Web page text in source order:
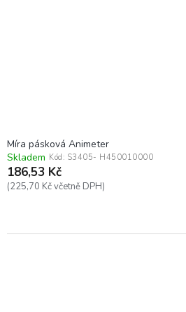
Míra pásková Animeter
Skladem Kód: S3405- H450010000
186,53 Kč
(225,70 Kč včetně DPH)